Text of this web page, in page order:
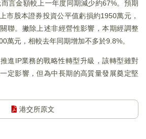
言金額較上一年度同期減少約67%。預期
市股本證券投資公平值虧損約1950萬元，
聯。撇除上述非經營性影響，本期經調整
萬元，相較去年同期增加不多於9.8%。
進IP業務的戰略性轉型升級，該轉型雖對
定影響，但為中長期的高質量發展奠定堅
港交所原文